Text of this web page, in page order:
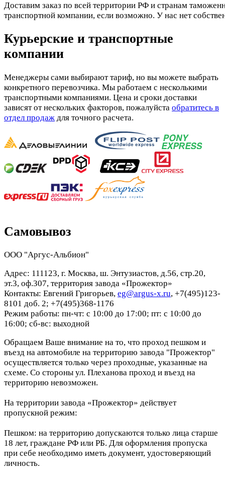
Доставим заказ по всей территории РФ и странам
транспортной компании, если возможно. У нас нет
Курьерские и транспортные
компании
Менеджеры сами выбирают тариф, но вы можете выбрать
конкретного перевозчика. Мы работаем с несколькими
транспортными компаниями. Цена и сроки доставки
зависят от нескольких факторов, пожалуйста обратитесь в
отдел продаж для точного расчета.
Самовывоз
ООО "Аргус-Альбион"
Адрес: 111123, г. Москва, ш. Энтузиастов, д.56, стр.20,
эт.3, оф.307, территория завода «Прожектор»
Контакты: Евгений Григорьев, eg@argus-x.ru, +7(495)123-
8101 доб. 2; +7(495)368-1176
Режим работы: пн-чт: с 10:00 до 17:00; пт: с 10:00 до
16:00; сб-вс: выходной
Обращаем Ваше внимание на то, что проход пешком и
въезд на автомобиле на территорию завода "Прожектор"
осуществляется только через проходные, указанные на
схеме. Со стороны ул. Плеханова проход и въезд на
территорию невозможен.
На территории завода «Прожектор» действует
пропускной режим:
Пешком: на территорию допускаются только лица старше
18 лет, граждане РФ или РБ. Для оформления пропуска
при себе необходимо иметь документ, удостоверяющий
личность.